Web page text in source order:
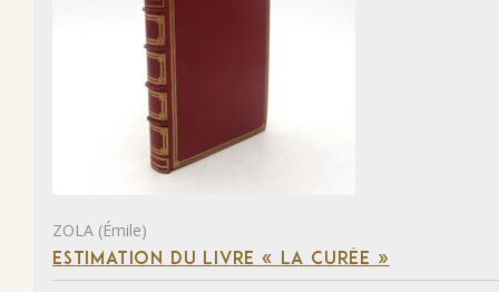
ZOLA (Émile)
ESTIMATION DU LIVRE « LA CURÉE »